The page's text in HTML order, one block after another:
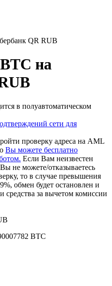
QR RUB
на
в полуавтоматическом
сети для
проверку адреса на AML
Вы можете бесплатно
Если Вам неизвестен
не можете/отказываетесь
то в случае превышения
обмен будет остановлен и
за вычетом комиссии
BTC